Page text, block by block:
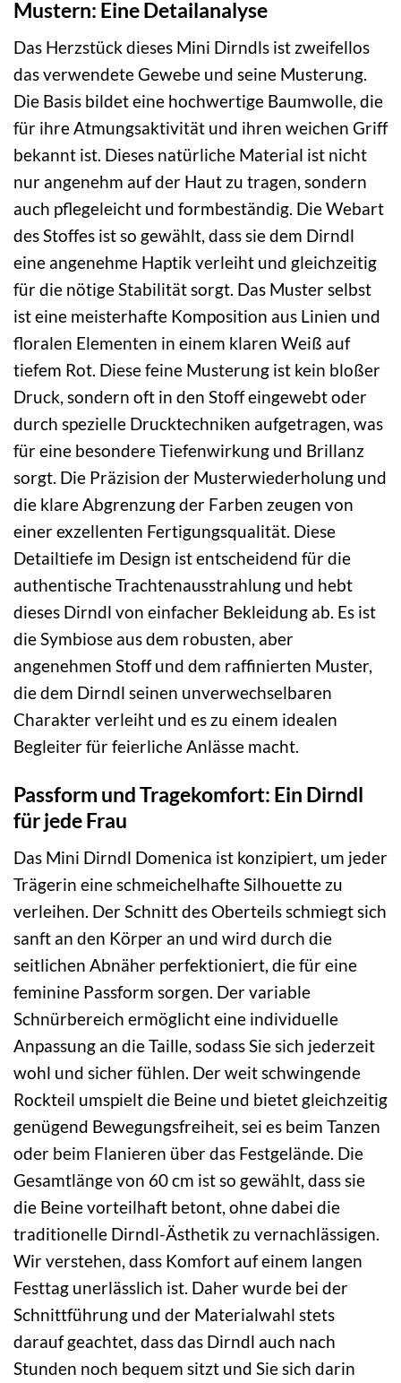
Mustern: Eine Detailanalyse
Das Herzstück dieses Mini Dirndls ist zweifellos
das verwendete Gewebe und seine Musterung.
Die Basis bildet eine hochwertige Baumwolle, die
für ihre Atmungsaktivität und ihren weichen Griff
bekannt ist. Dieses natürliche Material ist nicht
nur angenehm auf der Haut zu tragen, sondern
auch pflegeleicht und formbeständig. Die Webart
des Stoffes ist so gewählt, dass sie dem Dirndl
eine angenehme Haptik verleiht und gleichzeitig
für die nötige Stabilität sorgt. Das Muster selbst
ist eine meisterhafte Komposition aus Linien und
floralen Elementen in einem klaren Weiß auf
tiefem Rot. Diese feine Musterung ist kein bloßer
Druck, sondern oft in den Stoff eingewebt oder
durch spezielle Drucktechniken aufgetragen, was
für eine besondere Tiefenwirkung und Brillanz
sorgt. Die Präzision der Musterwiederholung und
die klare Abgrenzung der Farben zeugen von
einer exzellenten Fertigungsqualität. Diese
Detailtiefe im Design ist entscheidend für die
authentische Trachtenausstrahlung und hebt
dieses Dirndl von einfacher Bekleidung ab. Es ist
die Symbiose aus dem robusten, aber
angenehmen Stoff und dem raffinierten Muster,
die dem Dirndl seinen unverwechselbaren
Charakter verleiht und es zu einem idealen
Begleiter für feierliche Anlässe macht.
Passform und Tragekomfort: Ein Dirndl
für jede Frau
Das Mini Dirndl Domenica ist konzipiert, um jeder
Trägerin eine schmeichelhafte Silhouette zu
verleihen. Der Schnitt des Oberteils schmiegt sich
sanft an den Körper an und wird durch die
seitlichen Abnäher perfektioniert, die für eine
feminine Passform sorgen. Der variable
Schnürbereich ermöglicht eine individuelle
Anpassung an die Taille, sodass Sie sich jederzeit
wohl und sicher fühlen. Der weit schwingende
Rockteil umspielt die Beine und bietet gleichzeitig
genügend Bewegungsfreiheit, sei es beim Tanzen
oder beim Flanieren über das Festgelände. Die
Gesamtlänge von 60 cm ist so gewählt, dass sie
die Beine vorteilhaft betont, ohne dabei die
traditionelle Dirndl-Ästhetik zu vernachlässigen.
Wir verstehen, dass Komfort auf einem langen
Festtag unerlässlich ist. Daher wurde bei der
Schnittführung und der Materialwahl stets
darauf geachtet, dass das Dirndl auch nach
Stunden noch bequem sitzt und Sie sich darin